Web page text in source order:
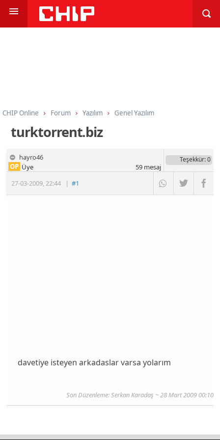
CHIP Online Forum Yazılım Genel Yazılım
turktorrent.biz
hayro46
27-03-2009,22:44 |#1
OP Üye
Teşekkür: 0
59mesaj
davetiye isteyen arkadaslar varsa yolarım
Son Düzenleme: Serkan Karadaş ~ 28 Mart 2009 00:10